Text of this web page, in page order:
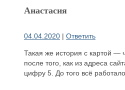
Анастасия
04.04.2020 | Ответить
Такая же история с картой —
после того, как из адреса
цифру 5. До того всё